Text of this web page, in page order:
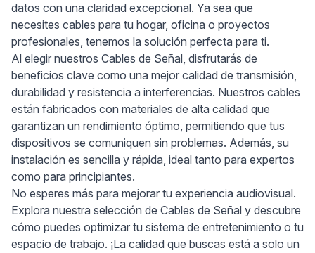
datos con una claridad excepcional. Ya sea que
necesites cables para tu hogar, oficina o proyectos
profesionales, tenemos la solución perfecta para ti.
Al elegir nuestros Cables de Señal, disfrutarás de
beneficios clave como una mejor calidad de transmisión,
durabilidad y resistencia a interferencias. Nuestros cables
están fabricados con materiales de alta calidad que
garantizan un rendimiento óptimo, permitiendo que tus
dispositivos se comuniquen sin problemas. Además, su
instalación es sencilla y rápida, ideal tanto para expertos
como para principiantes.
No esperes más para mejorar tu experiencia audiovisual.
Explora nuestra selección de Cables de Señal y descubre
cómo puedes optimizar tu sistema de entretenimiento o tu
espacio de trabajo. ¡La calidad que buscas está a solo un